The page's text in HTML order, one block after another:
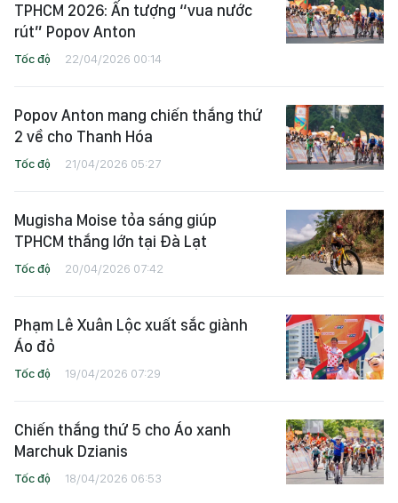
TPHCM 2026: Ấn tượng “vua nước
rút” Popov Anton
Tốc độ 22/04/2026 00:14
Popov Anton mang chiến thắng thứ
2 về cho Thanh Hóa
Tốc độ 21/04/2026 05:27
Mugisha Moise tỏa sáng giúp
TPHCM thắng lớn tại Đà Lạt
Tốc độ 20/04/2026 07:42
Phạm Lê Xuân Lộc xuất sắc giành
Áo đỏ
Tốc độ 19/04/2026 07:29
Chiến thắng thứ 5 cho Áo xanh
Marchuk Dzianis
Tốc độ 18/04/2026 06:53